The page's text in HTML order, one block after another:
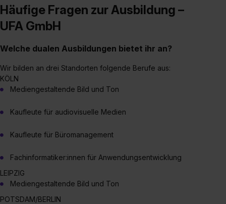
Häufige Fragen zur Ausbildung –
UFA GmbH
Welche dualen Ausbildungen bietet ihr an?
Wir bilden an drei Standorten folgende Berufe aus:
KÖLN
Mediengestaltende Bild und Ton
Kaufleute für audiovisuelle Medien
Kaufleute für Büromanagement
Fachinformatiker:innen für Anwendungsentwicklung
LEIPZIG
Mediengestaltende Bild und Ton
POTSDAM/BERLIN